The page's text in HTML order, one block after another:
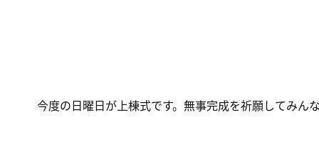
今度の日曜日が上棟式です。無事完成を祈願してみんな